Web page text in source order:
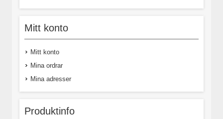
Mitt konto
Mitt konto
Mina ordrar
Mina adresser
Produktinfo